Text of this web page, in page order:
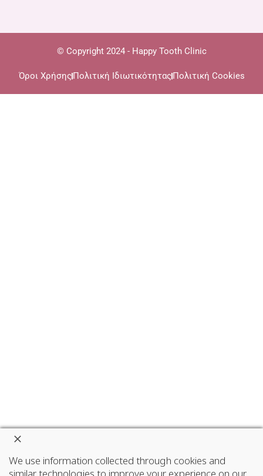
© Copyright 2024 - Happy Tooth Clinic
Όροι ΧρήσηςΠολιτική ΙδιωτικότηταςΠολιτική Cookies
We use information collected through cookies and